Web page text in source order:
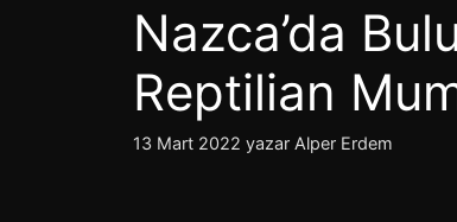
Nazca’da
Reptilian
13 Mart 2022 yazar Alper Erdem